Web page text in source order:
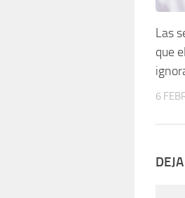
Las
que
6